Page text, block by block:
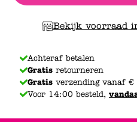
Bekijk voorraad
Achteraf betalen
Gratis retourneren
Gratis verzending vanaf €
Voor 14:00 besteld,